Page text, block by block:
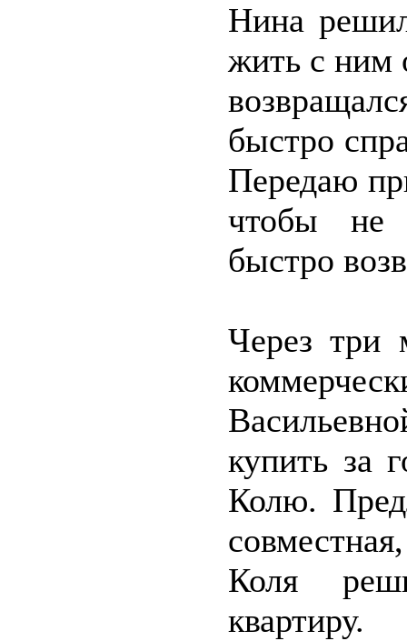
Нина
жить с ним
быстро
Передаю
чтобы не
быстро
Через три
купить за
Колю.
Коля
квартиру.